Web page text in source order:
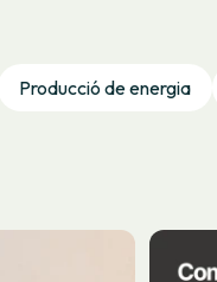
Producció de energia